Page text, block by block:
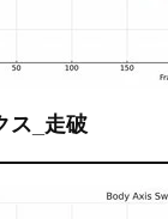
ス_走破